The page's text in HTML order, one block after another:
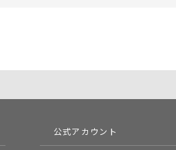
公式アカウント